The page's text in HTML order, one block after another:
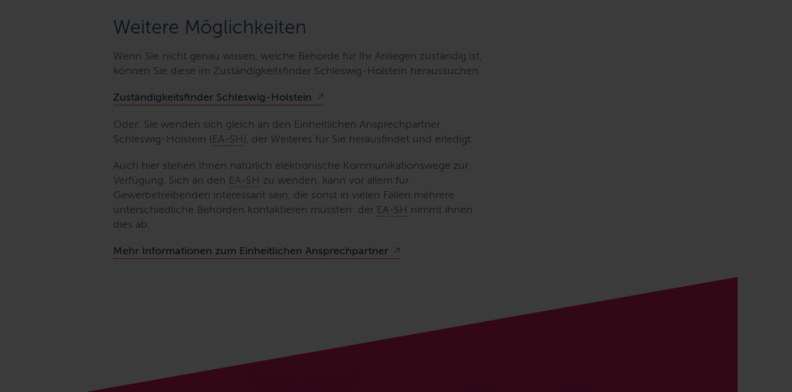
Weitere Möglichkeiten
Wenn Sie nicht genau wissen, welche Behörde für Ihr Anliegen zuständig ist,
können Sie diese im Zuständigkeitsfinder Schleswig-Holstein heraussuchen.
Zuständigkeitsfinder Schleswig-Holstein
Oder: Sie wenden sich gleich an den Einheitlichen Ansprechpartner
Schleswig-Holstein (EA-SH), der Weiteres für Sie herausfindet und erledigt.
Auch hier stehen Ihnen natürlich elektronische Kommunikationswege zur
Verfügung. Sich an den EA-SH zu wenden, kann vor allem für
Gewerbetreibenden interessant sein, die sonst in vielen Fällen mehrere
unterschiedliche Behörden kontaktieren müssten: der EA-SH nimmt ihnen
dies ab.
Mehr Informationen zum Einheitlichen Ansprechpartner